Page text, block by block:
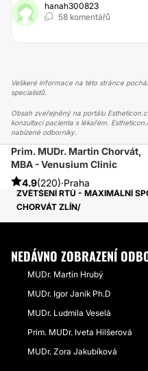
hanah300823
58 komentářů
Veškeré informace na této stránce
specialistů.
Obsah zveřejněný na portálu
konzultaci pacienta s lékařem.
nabízené odborníky.
Prim. MUDr. Martin Chorvát,
MBA - Venusium Clinic
4.9(220)·Praha
ESTHETICON
PŘÍBĚHY
PŘÍBĚHY TÝKAJÍCÍ SE
HYALURONOVOU
ZVĚTŠENÍ RTŮ - MAXIMÁLNÍ
CHORVÁT ZLÍN
NEDÁVNO ZOBRAZENÍ
MUDr. Martin Hrubý
MUDr. Igor Janík Ph.D
MUDr. Ludmila Veselá
Prim. MUDr. Iveta Hilšerová
MUDr. Zora Jakubíková